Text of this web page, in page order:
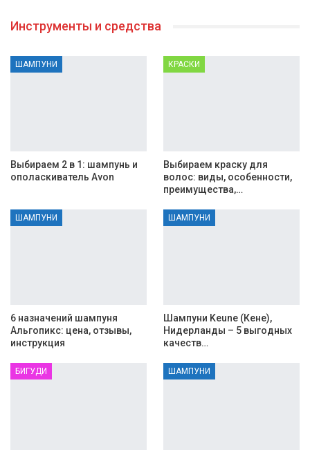
Инструменты и средства
ШАМПУНИ
Выбираем 2 в 1: шампунь и
ополаскиватель Avon
КРАСКИ
Выбираем краску для
волос: виды, особенности,
преимущества,…
ШАМПУНИ
6 назначений шампуня
Альгопикс: цена, отзывы,
инструкция
ШАМПУНИ
Шампуни Keune (Кене),
Нидерланды – 5 выгодных
качеств…
БИГУДИ ШАМПУНИ